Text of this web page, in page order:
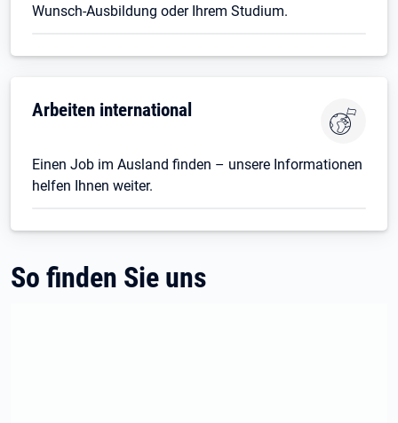
Wunsch-Ausbildung oder Ihrem Studium.
Öffnet in neuem Tab
Arbeiten international
Einen Job im Ausland finden – unsere Informationen
helfen Ihnen weiter.
So finden Sie uns